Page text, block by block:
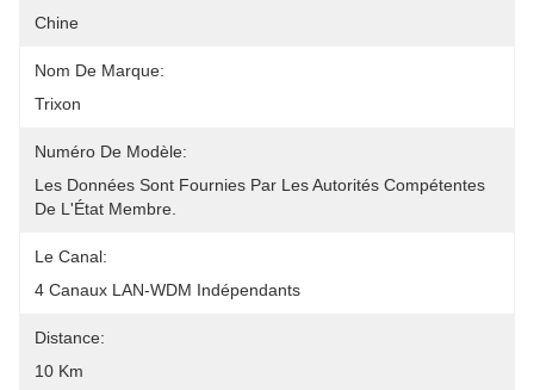
Chine
Nom De Marque:
Trixon
Numéro De Modèle:
Les Données Sont Fournies Par Les Autorités Compétentes
De L'État Membre.
Le Canal:
4 Canaux LAN-WDM Indépendants
Distance:
10 Km